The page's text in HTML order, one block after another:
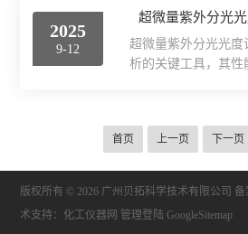
谱技术精准捕捉了
化。01尘肺之痛：
工尘肺病，是由...
秘，甚至发现了古人
一、XRF：考古界的
光光谱分析（XRF）
击样本，不同元素会
科学家通过“解码”这
料...
2025
9-12
超微量紫外分光光度
析的关键工具，其性
光源稳定性和光路聚
的强度与一致性，为
信号，扩展仪器的动
过优化接触界面降低
首页 上一页 下一页
版权所有 © 2026 广州贝拓科学技术有限公司 备
术支持： 化工仪器网 管理登陆 GoogleSitemap